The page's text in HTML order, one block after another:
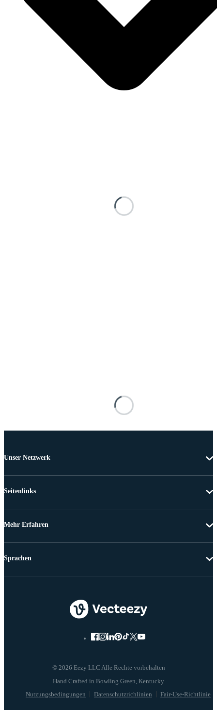
Unser Netzwerk
Seitenlinks
Mehr Erfahren
© 2026 Eezy LLC Alle Rechte vorbehalten
Nutzungsbedingungen Datenschutzrichlinien Fair-Use-Richtlinie
Sprachen